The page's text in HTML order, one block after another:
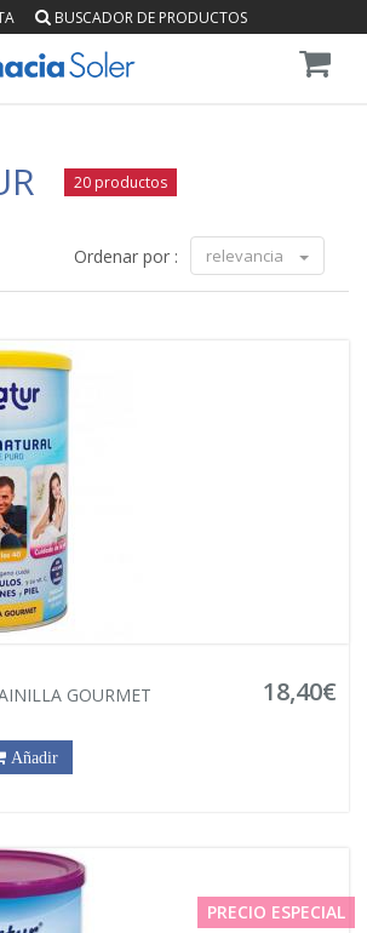
BUSCADOR DE PRODUCTOS
20 productos
Ordenar por : relevancia
GOURMET
18,40€
Añadir
PRECIO ESPECIAL